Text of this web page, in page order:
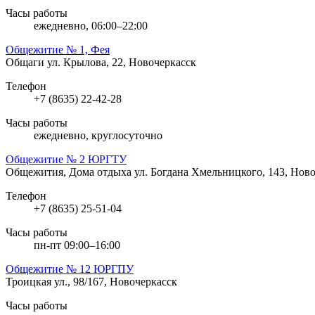
Часы работы
ежедневно, 06:00–22:00
Общежитие № 1, Фея
Общаги ул. Крылова, 22, Новочеркасск
Телефон
+7 (8635) 22-42-28
Часы работы
ежедневно, круглосуточно
Общежитие № 2 ЮРГТУ
Общежития, Дома отдыха ул. Богдана Хмельницкого, 143,
Телефон
+7 (8635) 25-51-04
Часы работы
пн-пт 09:00–16:00
Общежитие № 12 ЮРГПУ
Троицкая ул., 98/167, Новочеркасск
Часы работы